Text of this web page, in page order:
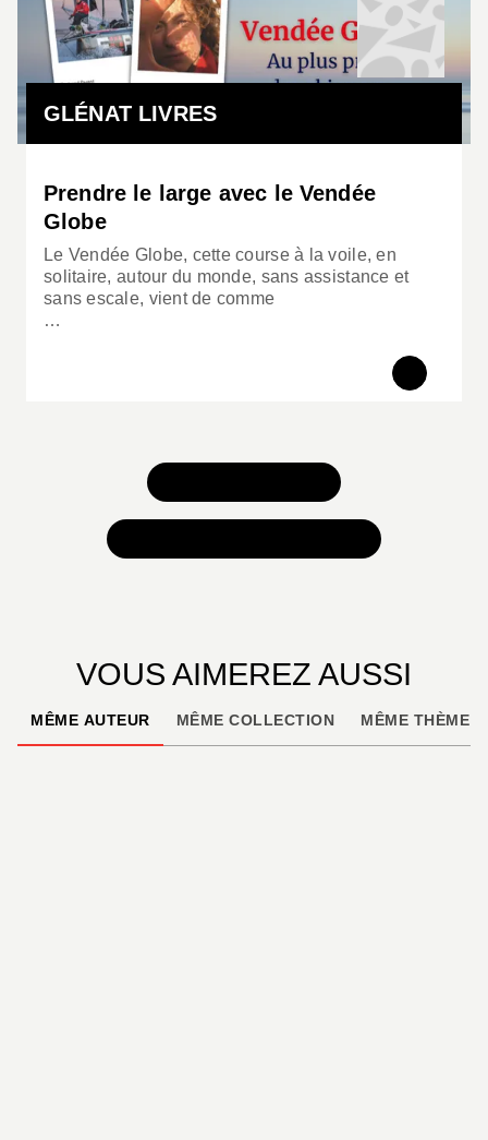
GLÉNAT LIVRES
Prendre le large avec le Vendée
Globe
Le Vendée Globe, cette course à la voile, en
solitaire, autour du monde, sans assistance et
sans escale, vient de comme
…
VOUS AIMEREZ AUSSI
MÊME AUTEUR MÊME COLLECTION MÊME THÈME